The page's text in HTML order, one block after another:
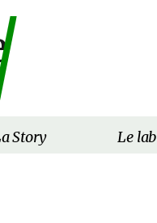
Story Le lab